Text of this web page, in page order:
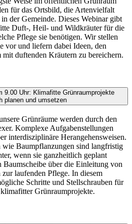
für das Ortsbild, die Artenvielfalt
der Gemeinde. Dieses Webinar gibt
Duft-, Heil- und Wildkräuter für die
Pflege sie benötigen. Wir stellen
vor und liefern dabei Ideen, den
mit duftenden Kräutern zu bereichern.
9.00 Uhr: Klimafitte Grünraumprojekte
planen und umsetzen
Grünräume werden durch den
Komplexe Aufgabenstellungen
interdisziplinäre Herangehensweisen.
wie Baumpflanzungen sind langfristig
wenn sie ganzheitlich geplant
Baumscheibe über die Einleitung von
laufenden Pflege. In diesem
Schritte und Stellschrauben für
Grünraumprojekte.